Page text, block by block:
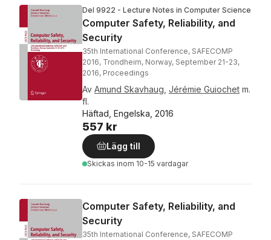
Del 9922 - Lecture Notes in Computer Science
Computer Safety, Reliability, and
Security
35th International Conference, SAFECOMP
2016, Trondheim, Norway, September 21-23,
2016, Proceedings
Av Amund Skavhaug Jérémie Guiochet m.
fl.
Häftad, Engelska, 2016
557 kr
Lägg till
Skickas inom 10-15 vardagar
Computer Safety, Reliability, and
Security
35th International Conference, SAFECOMP